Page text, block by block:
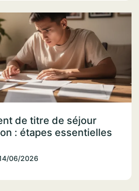
de titre de séjour
: étapes essentielles
06/2026